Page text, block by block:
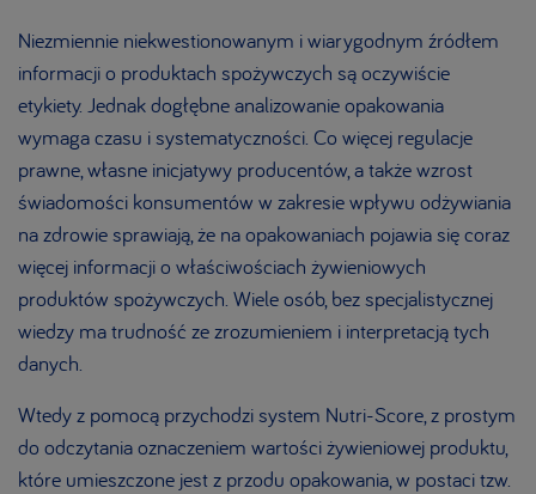
Niezmiennie niekwestionowanym i wiarygodnym źródłem
informacji o produktach spożywczych są oczywiście
etykiety. Jednak dogłębne analizowanie opakowania
wymaga czasu i systematyczności. Co więcej regulacje
prawne, własne inicjatywy producentów, a także wzrost
świadomości konsumentów w zakresie wpływu odżywiania
na zdrowie sprawiają, że na opakowaniach pojawia się coraz
więcej informacji o właściwościach ży­wieniowych
produktów spożywczych. Wiele osób, bez specjalistycznej
wiedzy ma trudność ze zrozumieniem i interpretacją tych
danych.
Wtedy z pomocą przychodzi system Nutri-Score, z prostym
do odczytania oznaczeniem wartości żywieniowej produktu,
które umieszczone jest z przodu opakowania, w postaci tzw.